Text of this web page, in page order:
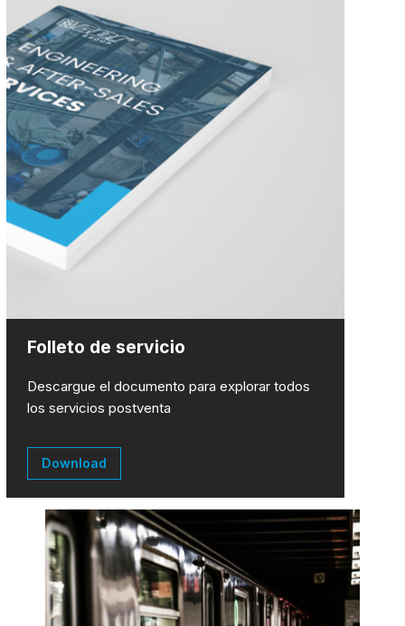
Folleto de servicio
Descargue el documento para explorar todos
los servicios postventa
Download